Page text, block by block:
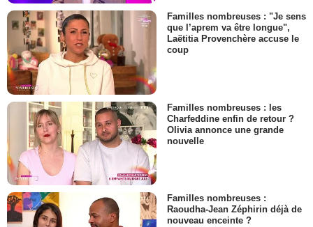
Familles nombreuses : "Je sens
que l’aprem va être longue",
Laëtitia Provenchère accuse le
coup
Familles nombreuses : les
Charfeddine enfin de retour ?
Olivia annonce une grande
nouvelle
Familles nombreuses :
Raoudha-Jean Zéphirin déjà de
nouveau enceinte ?